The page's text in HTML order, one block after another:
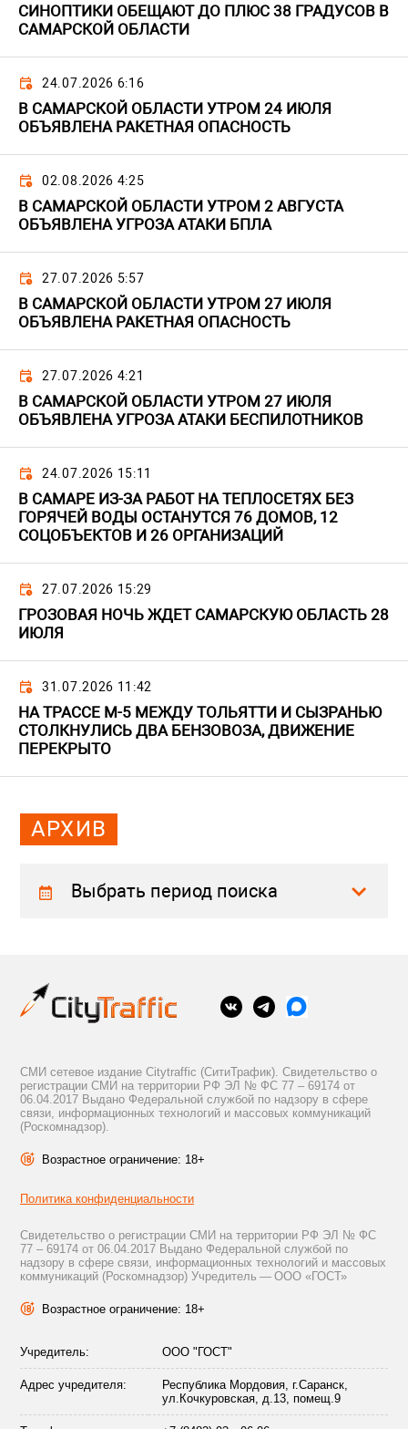
СИНОПТИКИ ОБЕЩАЮТ ДО ПЛЮС 38 ГРАДУСОВ В
САМАРСКОЙ ОБЛАСТИ
24.07.2026 6:16
В САМАРСКОЙ ОБЛАСТИ УТРОМ 24 ИЮЛЯ
ОБЪЯВЛЕНА РАКЕТНАЯ ОПАСНОСТЬ
02.08.2026 4:25
В САМАРСКОЙ ОБЛАСТИ УТРОМ 2 АВГУСТА
ОБЪЯВЛЕНА УГРОЗА АТАКИ БПЛА
27.07.2026 5:57
В САМАРСКОЙ ОБЛАСТИ УТРОМ 27 ИЮЛЯ
ОБЪЯВЛЕНА РАКЕТНАЯ ОПАСНОСТЬ
27.07.2026 4:21
В САМАРСКОЙ ОБЛАСТИ УТРОМ 27 ИЮЛЯ
ОБЪЯВЛЕНА УГРОЗА АТАКИ БЕСПИЛОТНИКОВ
24.07.2026 15:11
В САМАРЕ ИЗ-ЗА РАБОТ НА ТЕПЛОСЕТЯХ БЕЗ
ГОРЯЧЕЙ ВОДЫ ОСТАНУТСЯ 76 ДОМОВ, 12
СОЦОБЪЕКТОВ И 26 ОРГАНИЗАЦИЙ
27.07.2026 15:29
ГРОЗОВАЯ НОЧЬ ЖДЕТ САМАРСКУЮ ОБЛАСТЬ 28
ИЮЛЯ
31.07.2026 11:42
НА ТРАССЕ М-5 МЕЖДУ ТОЛЬЯТТИ И СЫЗРАНЬЮ
СТОЛКНУЛИСЬ ДВА БЕНЗОВОЗА, ДВИЖЕНИЕ
ПЕРЕКРЫТО
АРХИВ
Выбрать период поиска
СМИ сетевое издание Citytraffic (СитиТрафик). Свидетельство о
регистрации СМИ на территории РФ ЭЛ № ФС 77 – 69174 от
06.04.2017 Выдано Федеральной службой по надзору в сфере
связи, информационных технологий и массовых коммуникаций
(Роскомнадзор).
Возрастное ограничение: 18+
Политика конфиденциальности
Свидетельство о регистрации СМИ на территории РФ ЭЛ № ФС
77 – 69174 от 06.04.2017 Выдано Федеральной службой по
надзору в сфере связи, информационных технологий и массовых
коммуникаций (Роскомнадзор) Учредитель — ООО «ГОСТ»
Возрастное ограничение: 18+
Учредитель: ООО "ГОСТ"
Адрес учредителя:
Республика Мордовия, г.Саранск,
ул.Кочкуровская, д.13, помещ.9